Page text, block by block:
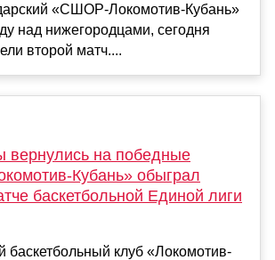
«СШОР-Локомотив-Кубань»
над нижегородцами, сегодня
второй матч....
вернулись на победные
Кубань» обыграл
баскетбольной Единой лиги
баскетбольный клуб «Локомотив-